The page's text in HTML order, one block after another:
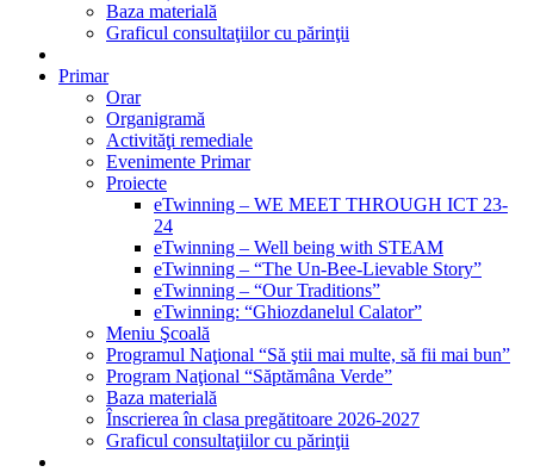
Baza materială
Graficul consultaţiilor cu părinţii
Primar
Orar
Organigramă
Activităţi remediale
Evenimente Primar
Proiecte
eTwinning – WE MEET THROUGH ICT 23-
24
eTwinning – Well being with STEAM
eTwinning – “The Un-Bee-Lievable Story”
eTwinning – “Our Traditions”
eTwinning: “Ghiozdanelul Calator”
Meniu Şcoală
Programul Naţional “Să ştii mai multe, să fii mai bun”
Program Naţional “Săptămâna Verde”
Baza materială
Înscrierea în clasa pregătitoare 2026-2027
Graficul consultaţiilor cu părinţii